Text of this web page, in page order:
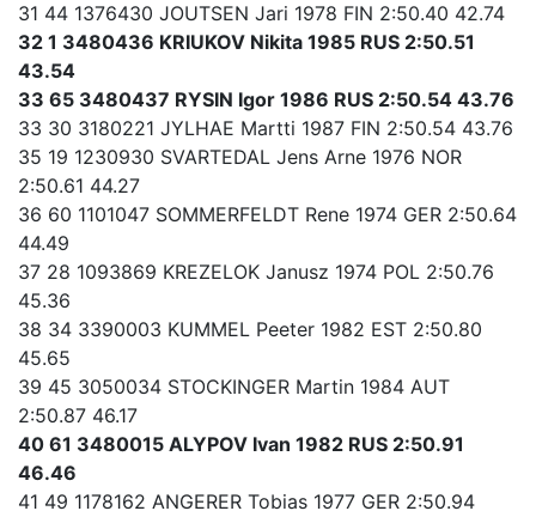
31 44 1376430 JOUTSEN Jari 1978 FIN 2:50.40 42.74
32 1 3480436 KRIUKOV Nikita 1985 RUS 2:50.51
43.54
33 65 3480437 RYSIN Igor 1986 RUS 2:50.54 43.76
33 30 3180221 JYLHAE Martti 1987 FIN 2:50.54 43.76
35 19 1230930 SVARTEDAL Jens Arne 1976 NOR
2:50.61 44.27
36 60 1101047 SOMMERFELDT Rene 1974 GER 2:50.64
44.49
37 28 1093869 KREZELOK Janusz 1974 POL 2:50.76
45.36
38 34 3390003 KUMMEL Peeter 1982 EST 2:50.80
45.65
39 45 3050034 STOCKINGER Martin 1984 AUT
2:50.87 46.17
40 61 3480015 ALYPOV Ivan 1982 RUS 2:50.91
46.46
41 49 1178162 ANGERER Tobias 1977 GER 2:50.94